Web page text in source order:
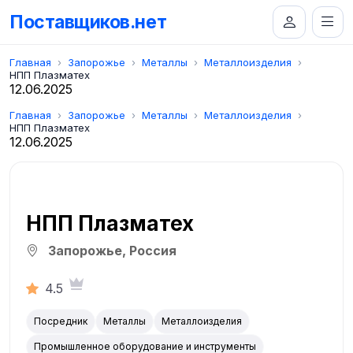
Поставщиков.нет
Главная Запорожье Металлы
Металлоизделия
НПП Плазматех
12.06.2025
Главная Запорожье Металлы
Металлоизделия
НПП Плазматех
12.06.2025
НПП Плазматех
Запорожье, Россия
4.5
Посредник Металлы Металлоизделия
Промышленное оборудование и инструменты